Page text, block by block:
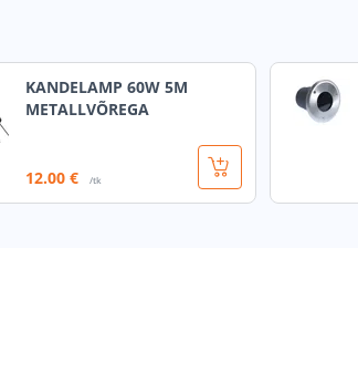
KANDELAMP 60W 5M
METALLVÕREGA
12.00 € /tk